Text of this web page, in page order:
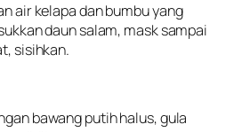
air kelapa dan bumbu yang
daun salam, mask sampai
sisihkan.
bawang putih halus, gula